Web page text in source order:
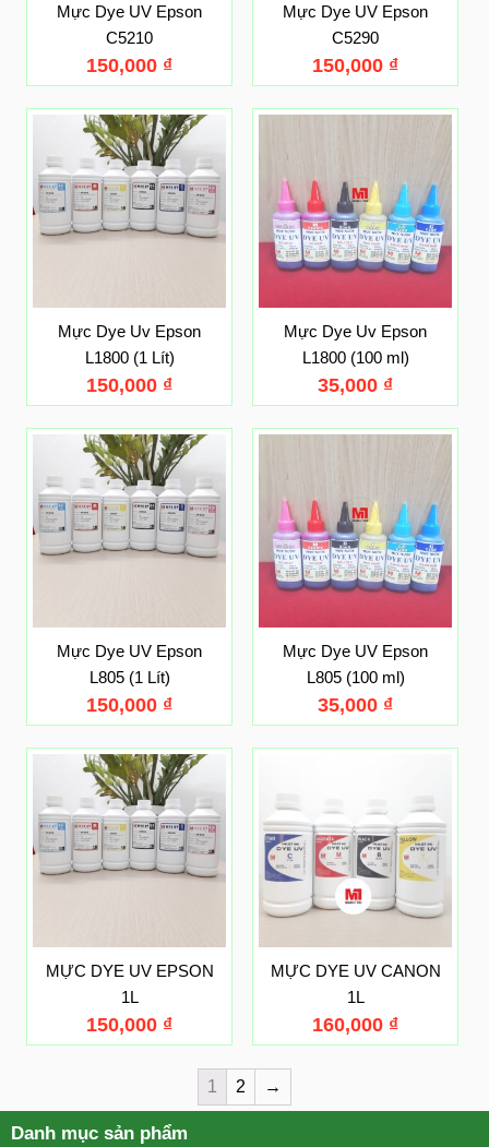
Danh mục sản phẩm
Mực Dye UV Epson
C5210
150,000 ₫
Mực Dye UV Epson
C5290
150,000 ₫
Mực Dye Uv Epson
L1800 (1 Lít)
150,000 ₫
Mực Dye Uv Epson
L1800 (100 ml)
35,000 ₫
Mực Dye UV Epson
L805 (1 Lít)
150,000 ₫
Mực Dye UV Epson
L805 (100 ml)
35,000 ₫
MỰC DYE UV EPSON
1L
150,000 ₫
MỰC DYE UV CANON
1L
160,000 ₫
1 2 →